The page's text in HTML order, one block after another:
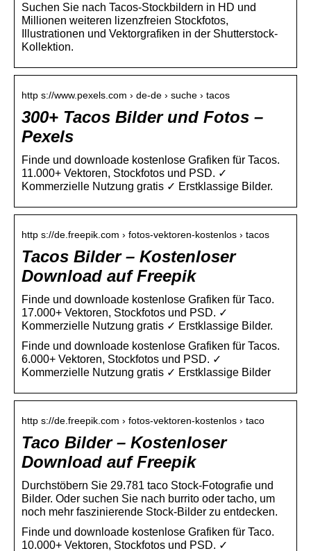
Suchen Sie nach Tacos-Stockbildern in HD und
Millionen weiteren lizenzfreien Stockfotos,
Illustrationen und Vektorgrafiken in der Shutterstock-
Kollektion.
http s://www.pexels.com › de-de › suche › tacos
300+ Tacos Bilder und Fotos –
Pexels
Finde und downloade kostenlose Grafiken für Tacos.
11.000+ Vektoren, Stockfotos und PSD. ✓
Kommerzielle Nutzung gratis ✓ Erstklassige Bilder.
http s://de.freepik.com › fotos-vektoren-kostenlos › tacos
Tacos Bilder – Kostenloser
Download auf Freepik
Finde und downloade kostenlose Grafiken für Taco.
17.000+ Vektoren, Stockfotos und PSD. ✓
Kommerzielle Nutzung gratis ✓ Erstklassige Bilder.
Finde und downloade kostenlose Grafiken für Tacos.
6.000+ Vektoren, Stockfotos und PSD. ✓
Kommerzielle Nutzung gratis ✓ Erstklassige Bilder
http s://de.freepik.com › fotos-vektoren-kostenlos › taco
Taco Bilder – Kostenloser
Download auf Freepik
Durchstöbern Sie 29.781 taco Stock-Fotografie und
Bilder. Oder suchen Sie nach burrito oder tacho, um
noch mehr faszinierende Stock-Bilder zu entdecken.
Finde und downloade kostenlose Grafiken für Taco.
10.000+ Vektoren, Stockfotos und PSD. ✓